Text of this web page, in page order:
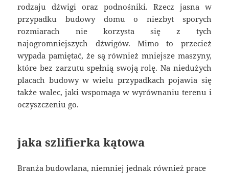
rodzaju dźwigi oraz podnośniki. Rzecz jasna w
przypadku budowy domu o niezbyt sporych
rozmiarach nie korzysta się z tych
najogromniejszych dźwigów. Mimo to przecież
wypada pamiętać, że są również mniejsze maszyny,
które bez zarzutu spełnią swoją rolę. Na niedużych
placach budowy w wielu przypadkach pojawia się
także walec, jaki wspomaga w wyrównaniu terenu i
oczyszczeniu go.
jaka szlifierka kątowa
Branża budowlana, niemniej jednak również prace